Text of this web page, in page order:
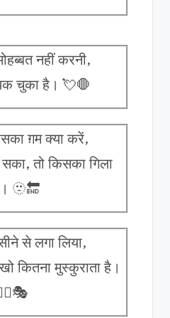
नहीं करनी,
चुका है। 💘🛑
ग़म क्या करें,
तो किसका गिला
🫥🔚
से लगा लिया,
कितना मुस्कुराता है।